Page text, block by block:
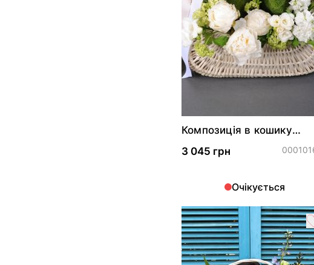
Композиція в кошику
3 045 грн
Очікується